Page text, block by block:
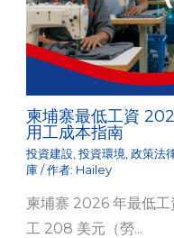
柬埔寨最低工資
用工成本指南
投資建設,投資環境,政策法
庫 / 作者: Hailey
柬埔寨 2026 年最低
工 208 美元（勞...